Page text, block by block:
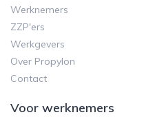
Werknemers
ZZP'ers
Werkgevers
Over Propylon
Contact
Voor werknemers